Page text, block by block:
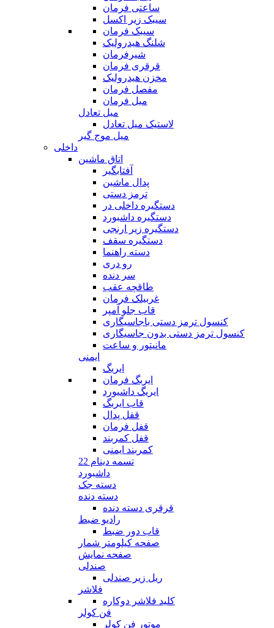
ساعتی فرمان
سیبک زیر اکسل
سیبک فرمان
شلنگ هیدرولیک
شیرفرمان
قرقری فرمان
مخزن هیدرولیک
مفصل فرمان
میل فرمان
میل تعادل
لاستیک میل تعادل
میل موج گیر
داخلی
اتاق ماشین
آفتابگیر
پدال ماشین
ترمز دستی
دستگیره داخلی در
دستگیره داشبورد
دستگیره زیر ارنجی
دستگیره سقف
دسته راهنما
رو دری
سر دنده
طاقچه عقب
غربیلک فرمان
قاب جلو آمپر
کنسول ترمز دستی باجاسیگاری
کنسول ترمز دستی بدون جاسیگاری
مانیتور و ساعت
ایمنی
ایربگ
ایربگ فرمان
ایریگ داشیورد
قاب ایربگ
قفل پدال
قفل فرمان
قفل کمربند
کمربند ایمنی
تسمه دینام 22
داشبورد
دسته جک
دسته دنده
قرقری دسته دنده
رادیو ضبط
قاب دور ضبط
صفحه کیلومتر شمار
صفحه نمایش
صندلی
ریل زیر صندلی
فلاشر
کلید فلاشر دوکاره
فن کولر
موتور فن کولر